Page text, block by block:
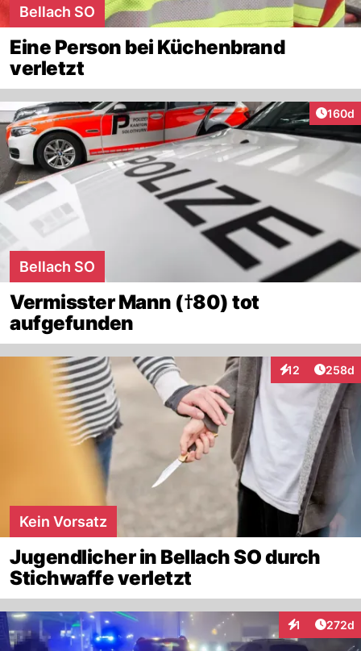
Bellach SO
Eine Person bei Küchenbrand
verletzt
160d
Bellach SO
Vermisster Mann (†80) tot
aufgefunden
12
Interaktionen
258d
Kein Vorsatz
Jugendlicher in Bellach SO durch
Stichwaffe verletzt
1
Interaktionen
272d